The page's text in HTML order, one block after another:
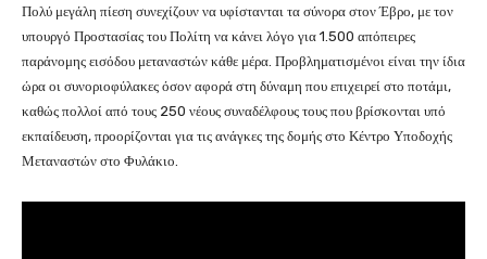
Πολύ μεγάλη πίεση συνεχίζουν να υφίστανται τα σύνορα στον Έβρο, με τον
υπουργό Προστασίας του Πολίτη να κάνει λόγο για 1.500 απόπειρες
παράνομης εισόδου μεταναστών κάθε μέρα. Προβληματισμένοι είναι την ίδια
ώρα οι συνοριοφύλακες όσον αφορά στη δύναμη που επιχειρεί στο ποτάμι,
καθώς πολλοί από τους 250 νέους συναδέλφους τους που βρίσκονται υπό
εκπαίδευση, προορίζονται για τις ανάγκες της δομής στο Κέντρο Υποδοχής
Μεταναστών στο Φυλάκιο.